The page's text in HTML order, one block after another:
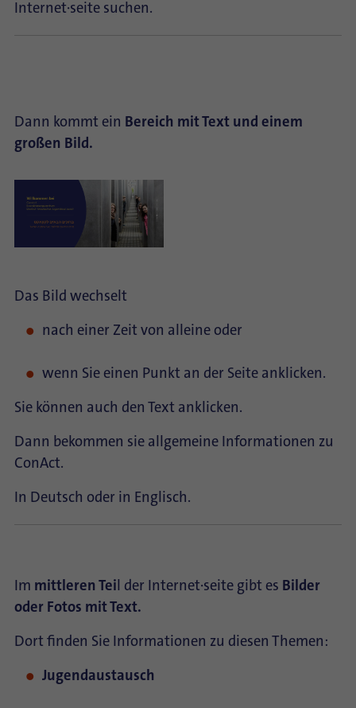
Internet∙seite suchen.
Dann kommt ein Bereich mit Text und einem
großen Bild.
Das Bild wechselt
nach einer Zeit von alleine oder
wenn Sie einen Punkt an der Seite anklicken.
Sie können auch den Text anklicken.
Dann bekommen sie allgemeine Informationen zu
ConAct.
In Deutsch oder in Englisch.
Im mittleren Teil der Internet∙seite gibt es Bilder
oder Fotos mit Text.
Dort finden Sie Informationen zu diesen Themen:
Jugendaustausch